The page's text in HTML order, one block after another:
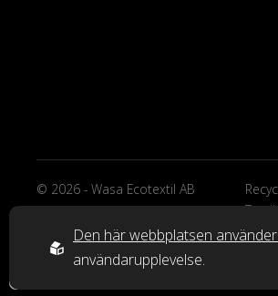
© 2026 - Wasa Ecotextil AB
Den här webbplatsen
användarupplevelse.